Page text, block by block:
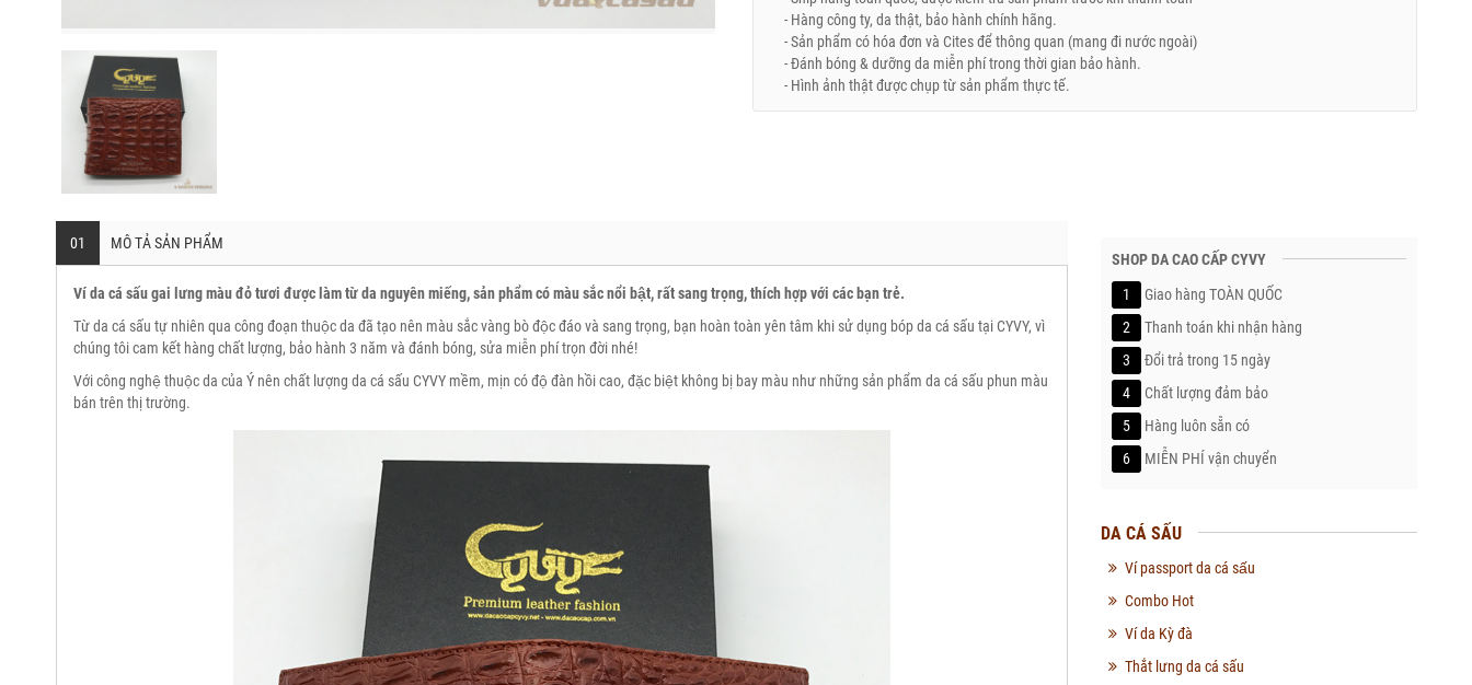
- Hàng công ty, da thật, bảo hành chính hãng.
- Sản phẩm có hóa đơn và Cites để thông quan (mang đi nước ngoài)
- Đánh bóng & dưỡng da miễn phí trong thời gian bảo hành.
- Hình ảnh thật được chụp từ sản phẩm thực tế.
01 MÔ TẢ SẢN PHẨM
Ví da cá sấu gai lưng màu đỏ tươi được làm từ da nguyên miếng, sản phẩm có màu sắc nổi bật, rất sang trọng, thích hợp với các bạn trẻ.
Từ da cá sấu tự nhiên qua công đoạn thuộc da đã tạo nên màu sắc vàng bò độc đáo và sang trọng, bạn hoàn toàn yên tâm khi sử dụng bóp da cá sấu tại CYVY, vì
chúng tôi cam kết hàng chất lượng, bảo hành 3 năm và đánh bóng, sửa miễn phí trọn đời nhé!
Với công nghệ thuộc da của Ý nên chất lượng da cá sấu CYVY mềm, mịn có độ đàn hồi cao, đặc biệt không bị bay màu như những sản phẩm da cá sấu phun màu
bán trên thị trường.
SHOP DA CAO CẤP CYVY
1
Giao hàng TOÀN QUỐC
2
Thanh toán khi nhận hàng
3
Đổi trả trong 15 ngày
4
Chất lượng đảm bảo
5
Hàng luôn sẵn có
6
MIỄN PHÍ vận chuyển
DA CÁ SẤU
Ví passport da cá sấu
Combo Hot
Ví da Kỳ đà
Thắt lưng da cá sấu